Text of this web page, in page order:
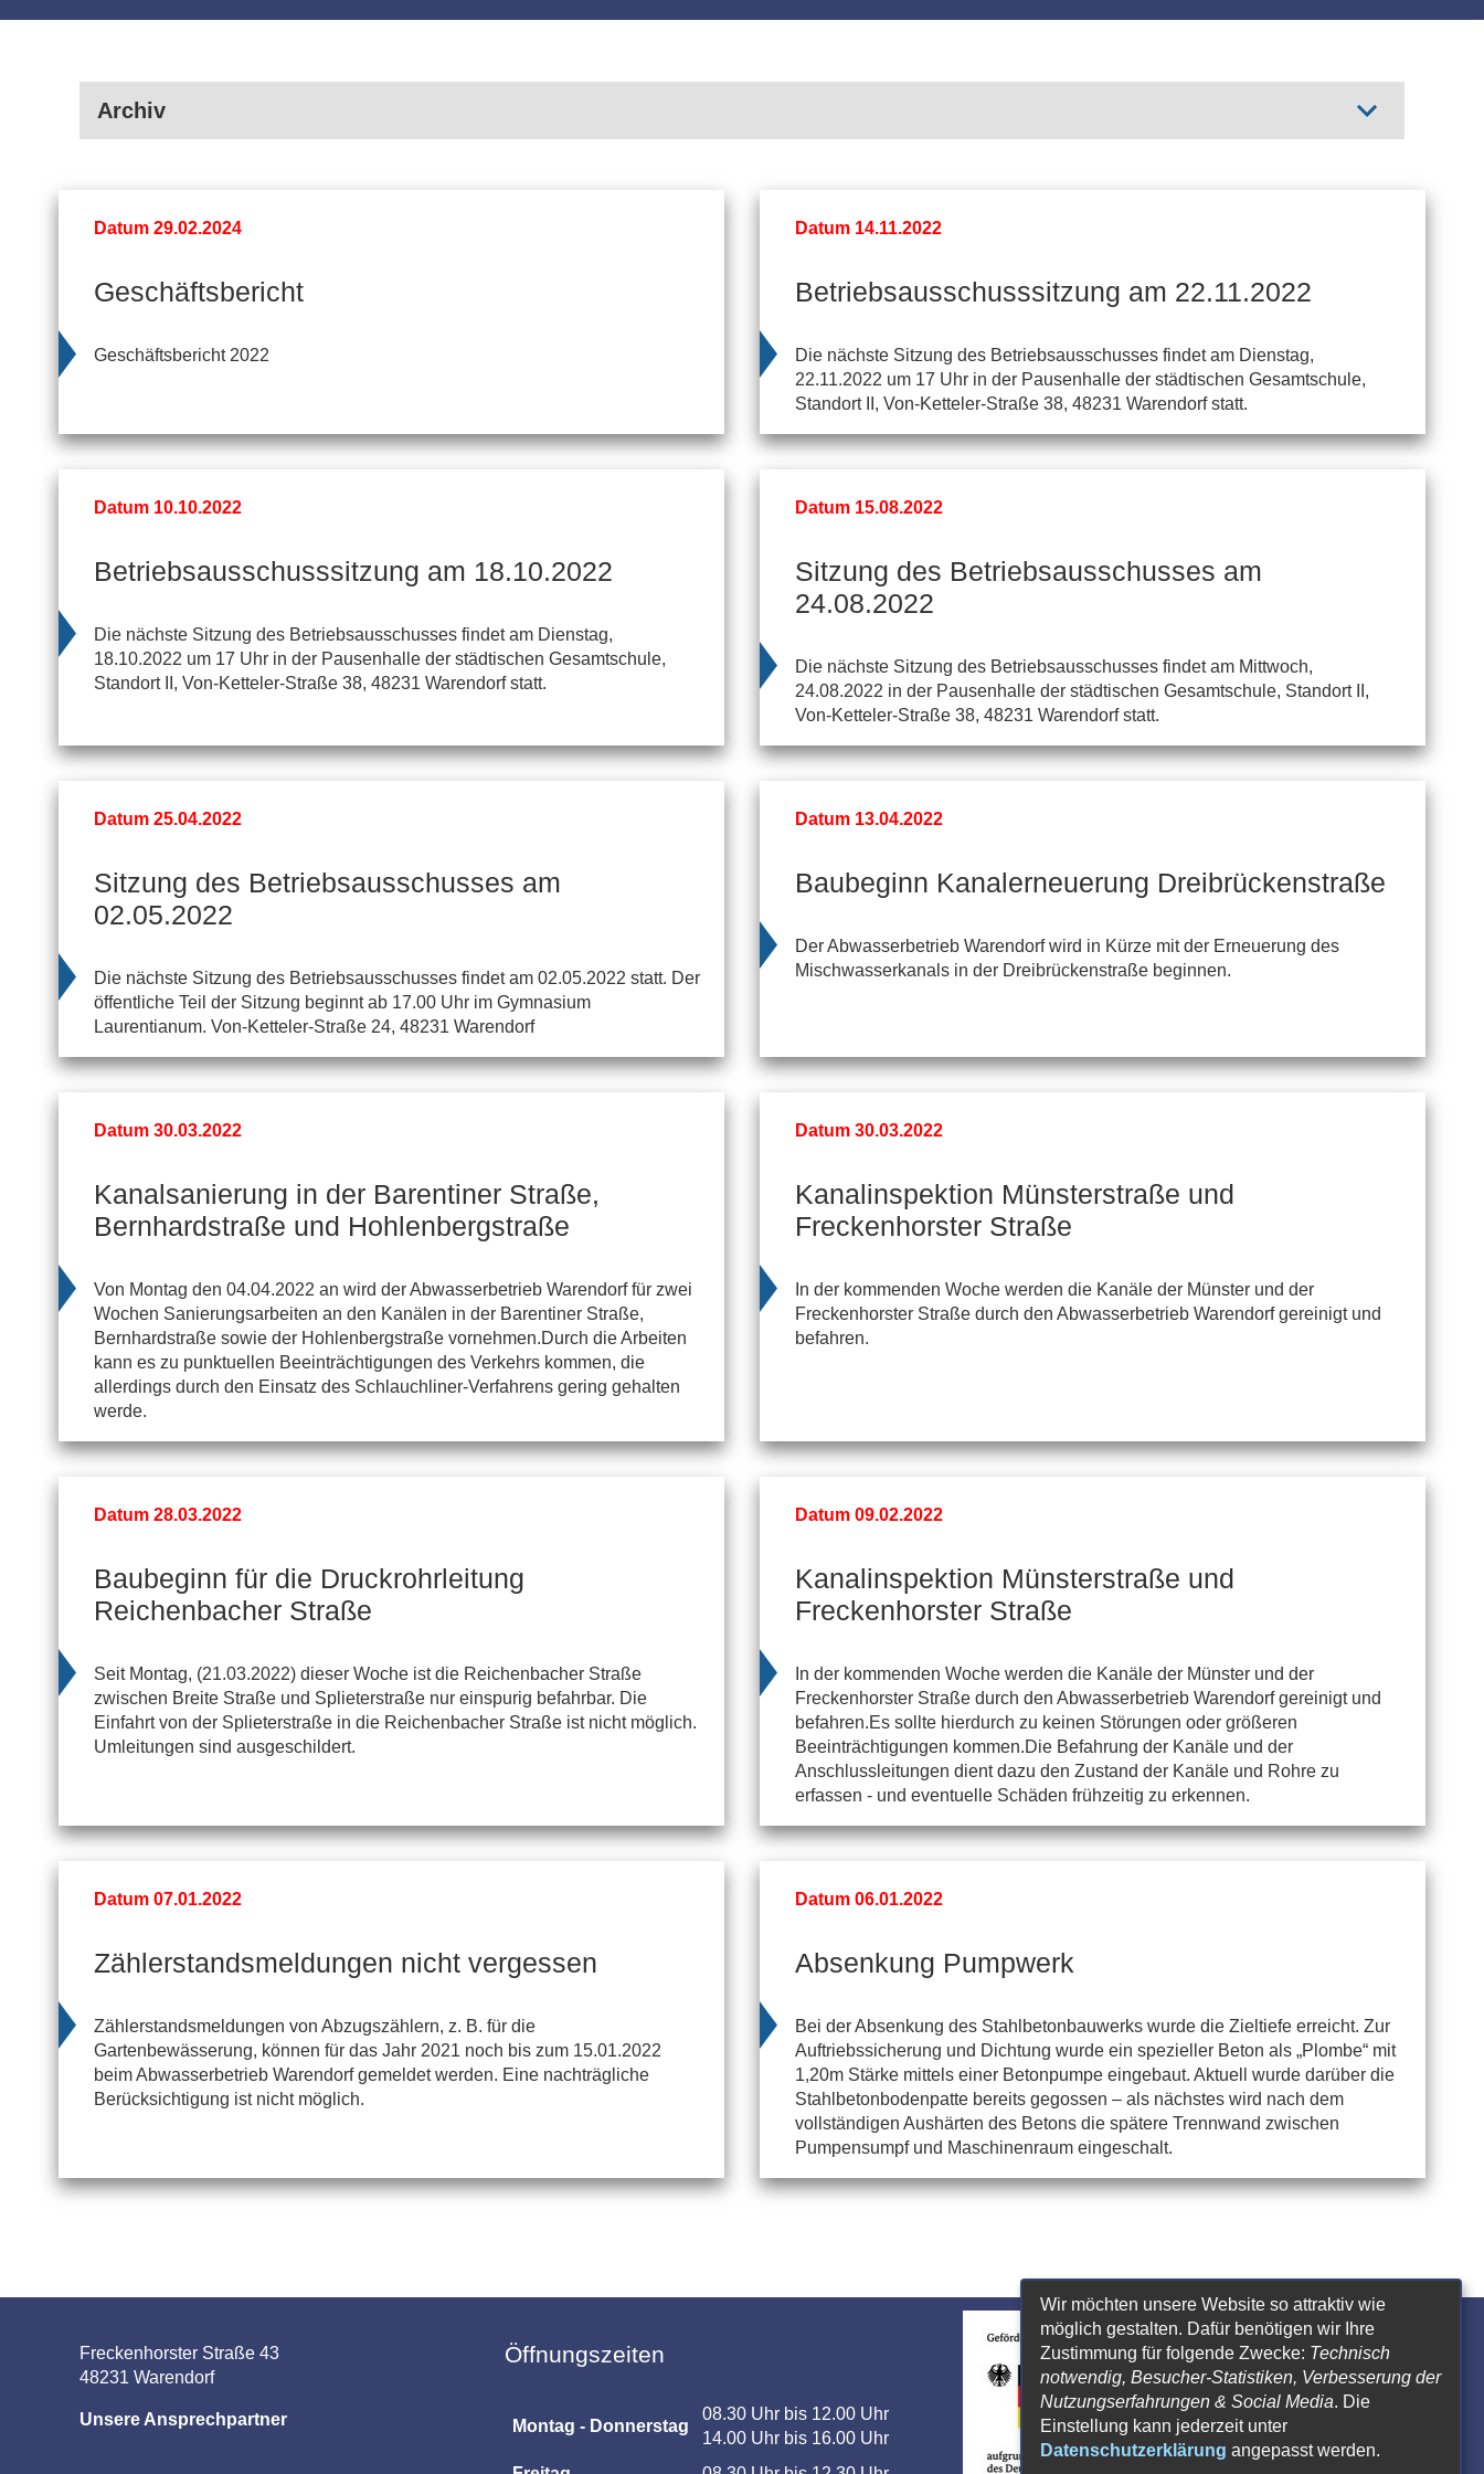
Archiv
Geschäftsbericht
Datum 29.02.2024
Geschäftsbericht 2022
Betriebsausschusssitzung am 22.11.2022
Datum 14.11.2022
Die nächste Sitzung des Betriebsausschusses findet am Dienstag,
22.11.2022 um 17 Uhr in der Pausenhalle der städtischen Gesamtschule,
Standort II, Von-Ketteler-Straße 38, 48231 Warendorf statt.
Betriebsausschusssitzung am 18.10.2022
Datum 10.10.2022
Die nächste Sitzung des Betriebsausschusses findet am Dienstag,
18.10.2022 um 17 Uhr in der Pausenhalle der städtischen Gesamtschule,
Standort II, Von-Ketteler-Straße 38, 48231 Warendorf statt.
Sitzung des Betriebsausschusses am
24.08.2022
Datum 15.08.2022
Die nächste Sitzung des Betriebsausschusses findet am Mittwoch,
24.08.2022 in der Pausenhalle der städtischen Gesamtschule, Standort II,
Von-Ketteler-Straße 38, 48231 Warendorf statt.
Sitzung des Betriebsausschusses am
02.05.2022
Datum 25.04.2022
Die nächste Sitzung des Betriebsausschusses findet am 02.05.2022 statt. Der
öffentliche Teil der Sitzung beginnt ab 17.00 Uhr im Gymnasium
Laurentianum. Von-Ketteler-Straße 24, 48231 Warendorf
Baubeginn Kanalerneuerung Dreibrückenstraße
Datum 13.04.2022
Der Abwasserbetrieb Warendorf wird in Kürze mit der Erneuerung des
Mischwasserkanals in der Dreibrückenstraße beginnen.
Kanalsanierung in der Barentiner Straße,
Bernhardstraße und Hohlenbergstraße
Datum 30.03.2022
Von Montag den 04.04.2022 an wird der Abwasserbetrieb Warendorf für zwei
Wochen Sanierungsarbeiten an den Kanälen in der Barentiner Straße,
Bernhardstraße sowie der Hohlenbergstraße vornehmen.Durch die Arbeiten
kann es zu punktuellen Beeinträchtigungen des Verkehrs kommen, die
allerdings durch den Einsatz des Schlauchliner-Verfahrens gering gehalten
werde.
Kanalinspektion Münsterstraße und
Freckenhorster Straße
Datum 30.03.2022
In der kommenden Woche werden die Kanäle der Münster und der
Freckenhorster Straße durch den Abwasserbetrieb Warendorf gereinigt und
befahren.
Baubeginn für die Druckrohrleitung
Reichenbacher Straße
Datum 28.03.2022
Seit Montag, (21.03.2022) dieser Woche ist die Reichenbacher Straße
zwischen Breite Straße und Splieterstraße nur einspurig befahrbar. Die
Einfahrt von der Splieterstraße in die Reichenbacher Straße ist nicht möglich.
Umleitungen sind ausgeschildert.
Kanalinspektion Münsterstraße und
Freckenhorster Straße
Datum 09.02.2022
In der kommenden Woche werden die Kanäle der Münster und der
Freckenhorster Straße durch den Abwasserbetrieb Warendorf gereinigt und
befahren.Es sollte hierdurch zu keinen Störungen oder größeren
Beeinträchtigungen kommen.Die Befahrung der Kanäle und der
Anschlussleitungen dient dazu den Zustand der Kanäle und Rohre zu
erfassen - und eventuelle Schäden frühzeitig zu erkennen.
Zählerstandsmeldungen nicht vergessen
Datum 07.01.2022
Zählerstandsmeldungen von Abzugszählern, z. B. für die
Gartenbewässerung, können für das Jahr 2021 noch bis zum 15.01.2022
beim Abwasserbetrieb Warendorf gemeldet werden. Eine nachträgliche
Berücksichtigung ist nicht möglich.
Absenkung Pumpwerk
Datum 06.01.2022
Bei der Absenkung des Stahlbetonbauwerks wurde die Zieltiefe erreicht. Zur
Auftriebssicherung und Dichtung wurde ein spezieller Beton als „Plombe“ mit
1,20m Stärke mittels einer Betonpumpe eingebaut. Aktuell wurde darüber die
Stahlbetonbodenpatte bereits gegossen – als nächstes wird nach dem
vollständigen Aushärten des Betons die spätere Trennwand zwischen
Pumpensumpf und Maschinenraum eingeschalt.
Freckenhorster Straße 43
48231 Warendorf
Unsere Ansprechpartner
Öffnungszeiten
Montag - Donnerstag
08.30 Uhr bis 12.00 Uhr
14.00 Uhr bis 16.00 Uhr
Wir möchten unsere Website so attraktiv wie
möglich gestalten. Dafür benötigen wir Ihre
Zustimmung für folgende Zwecke: Technisch
notwendig, Besucher-Statistiken, Verbesserung der
Nutzungserfahrungen & Social Media. Die
Einstellung kann jederzeit unter
Datenschutzerklärung angepasst werden.